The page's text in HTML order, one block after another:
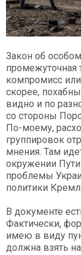
Закон об
промежуточная
компромисс
скорее,
видно и по
со стороны
По-моему,
группировок
мнения. Там
окружении
проблемы
политики
В документе
Фактически,
имею в виду
должна взять